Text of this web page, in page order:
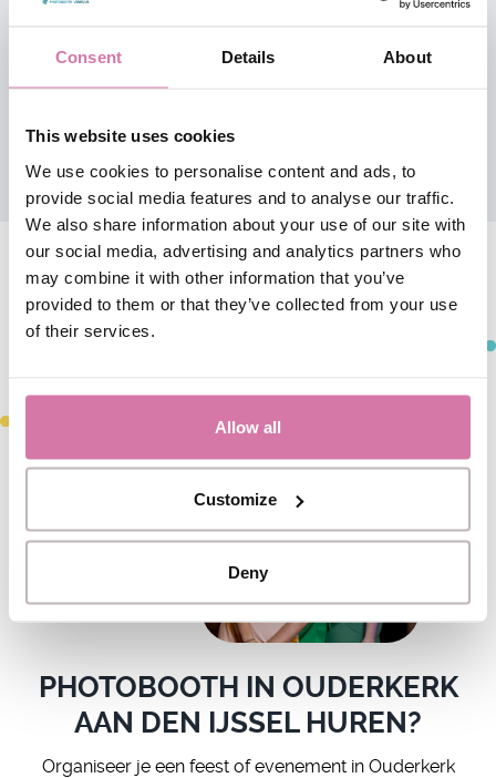
Consent Details About
This website uses cookies
We use cookies to personalise content and ads, to
provide social media features and to analyse our traffic.
We also share information about your use of our site with
our social media, advertising and analytics partners who
may combine it with other information that you’ve
provided to them or that they’ve collected from your use
of their services.
Allow all
Customize
Deny
UITSLUITEND ZELF OPHALEN
Deze locatie biedt geen 'Breng- en Haalservice' aan,
PHOTOBOOTH IN OUDERKERK
AAN DEN IJSSEL HUREN?
Organiseer je een feest of evenement in Ouderkerk